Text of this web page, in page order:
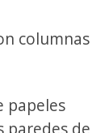
columnas
papeles